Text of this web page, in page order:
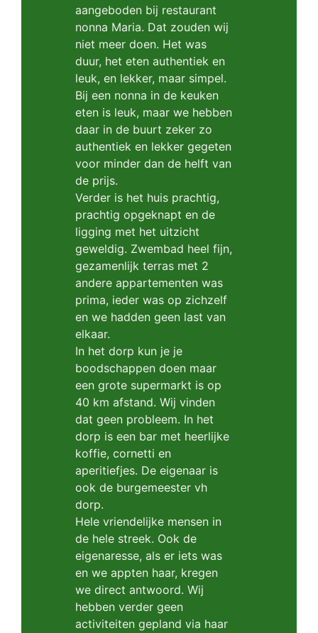
aangeboden bij restaurant
nonna Maria. Dat zouden wij
niet meer doen. Het was
duur, het eten authentiek en
leuk, en lekker, maar simpel.
Bij een nonna in de keuken
eten is leuk, maar we hebben
daar in de buurt zeker zo
authentiek en lekker gegeten
voor minder dan de helft van
de prijs.
Verder is het huis prachtig,
prachtig opgeknapt en de
ligging met het uitzicht
geweldig. Zwembad heel fijn,
gezamenlijk terras met 2
andere appartementen was
prima, ieder was op zichzelf
en we hadden geen last van
elkaar.
In het dorp kun je je
boodschappen doen maar
een grote supermarkt is op
40 km afstand. Wij vinden
dat geen probleem. In het
dorp is een bar met heerlijke
koffie, cornetti en
aperitiefjes. De eigenaar is
ook de burgemeester vh
dorp.
Hele vriendelijke mensen in
de hele streek. Ook de
eigenaresse, als er iets was
en we appten haar, kregen
we direct antwoord. Wij
hebben verder geen
activiteiten gepland via haar